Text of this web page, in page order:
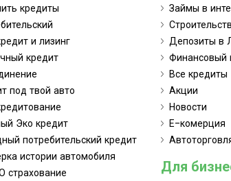
кредиты
и лизинг
кредит
под твой авто
Эко кредит
потребительский кредит
истории автомобиля
страхование
Займы в
Депозиты в
Финансовый
Все кредиты
Акции
Новости
Е-комерция
Для